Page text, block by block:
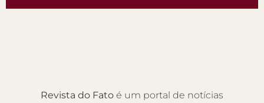
Revista do Fato é um portal de notícias